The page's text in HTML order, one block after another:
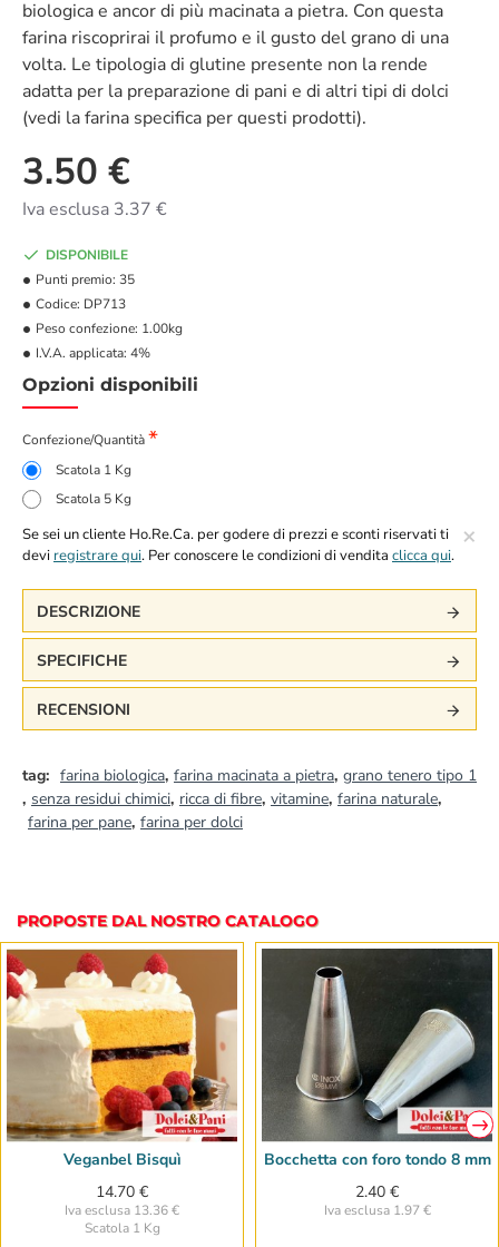
biologica e ancor di più macinata a pietra. Con questa
farina riscoprirai il profumo e il gusto del grano di una
volta. Le tipologia di glutine presente non la rende
adatta per la preparazione di pani e di altri tipi di dolci
(vedi la farina specifica per questi prodotti).
3.50 €
Iva esclusa 3.37 €
DISPONIBILE
Punti premio: 35
Codice: DP713
Peso confezione: 1.00kg
I.V.A. applicata: 4%
Opzioni disponibili
Confezione/Quantità
Scatola 1 Kg
Scatola 5 Kg
×
Se sei un cliente Ho.Re.Ca. per godere di prezzi e sconti riservati ti
devi registrare qui. Per conoscere le condizioni di vendita clicca qui.
DESCRIZIONE
SPECIFICHE
RECENSIONI
tag: farina biologica, farina macinata a pietra, grano tenero tipo 1
, senza residui chimici, ricca di fibre, vitamine, farina naturale,
farina per pane, farina per dolci
PROPOSTE DAL NOSTRO CATALOGO
Veganbel Bisquì
14.70 €
Iva esclusa 13.36 €
Scatola 1 Kg
Bocchetta con foro tondo 8 mm
2.40 €
Iva esclusa 1.97 €